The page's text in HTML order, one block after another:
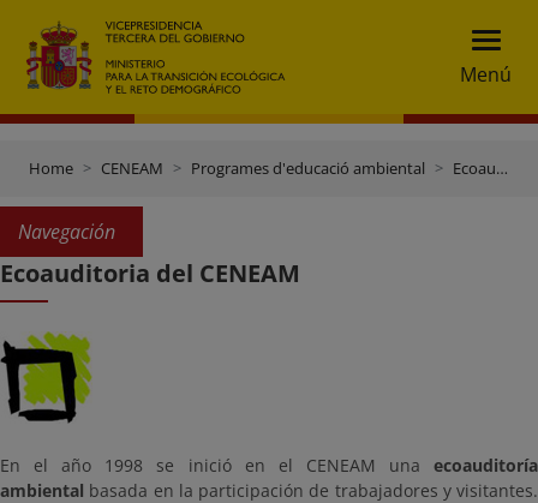
Menú
Home CENEAM Programes d'educació ambiental Ecoauditoria del CENEAM
Navegación
Ecoauditoria del CENEAM
En el año 1998 se inició en el CENEAM una ecoauditoría
ambiental basada en la participación de trabajadores y visitantes.